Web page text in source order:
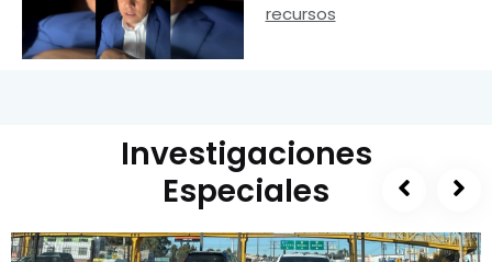
recursos
Investigaciones
Especiales